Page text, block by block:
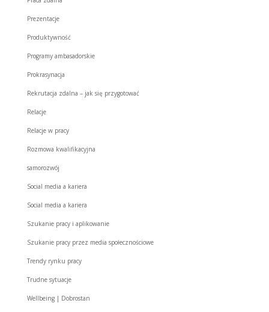
Prezentacje
Produktywność
Programy ambasadorskie
Prokrasynacja
Rekrutacja zdalna – jak się przygotować
Relacje
Relacje w pracy
Rozmowa kwalifikacyjna
samorozwój
Social media a kariera
Social media a kariera
Szukanie pracy i aplikowanie
Szukanie pracy przez media społecznościowe
Trendy rynku pracy
Trudne sytuacje
Wellbeing | Dobrostan